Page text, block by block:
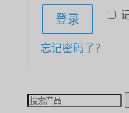
登录
忘记密码了？
搜